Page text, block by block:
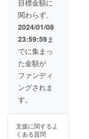
×2個 日
本語マ
ニュア
ル × 2個
※ 割引
率は販
売予定
価格に
送料を
含む合
計金額
です。
目標金額に
関わらず、
2024/01/08
23:59:59ま
でに集まっ
た金額が
ファンディ
ングされま
す。
支援に関するよ
くある質問